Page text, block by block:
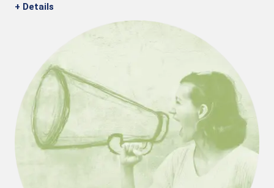
+ Details